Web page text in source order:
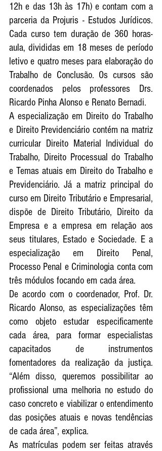
12h e das 13h às 17h) e contam com a
parceria da Projuris - Estudos Jurídicos.
Cada curso tem duração de 360 horas-
aula, divididas em 18 meses de período
letivo e quatro meses para elaboração do
Trabalho de Conclusão. Os cursos são
coordenados pelos professores Drs.
Ricardo Pinha Alonso e Renato Bernadi.
A especialização em Direito do Trabalho
e Direito Previdenciário contém na matriz
curricular Direito Material Individual do
Trabalho, Direito Processual do Trabalho
e Temas atuais em Direito do Trabalho e
Previdenciário. Já a matriz principal do
curso em Direito Tributário e Empresarial,
dispõe de Direito Tributário, Direito da
Empresa e a empresa em relação aos
seus titulares, Estado e Sociedade. E a
especialização em Direito Penal,
Processo Penal e Criminologia conta com
três módulos focando em cada área.
De acordo com o coordenador, Prof. Dr.
Ricardo Alonso, as especializações têm
como objeto estudar especificamente
cada área, para formar especialistas
capacitados de instrumentos
fomentadores da realização da justiça.
“Além disso, queremos possibilitar ao
profissional uma melhoria no estudo do
caso concreto e viabilizar o entendimento
das posições atuais e novas tendências
de cada área”, explica.
As matrículas podem ser feitas através